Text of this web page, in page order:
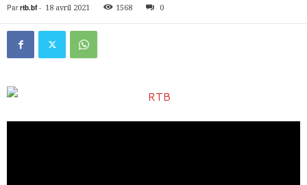
Par rtb.bf- 18 avril 2021 1568 0